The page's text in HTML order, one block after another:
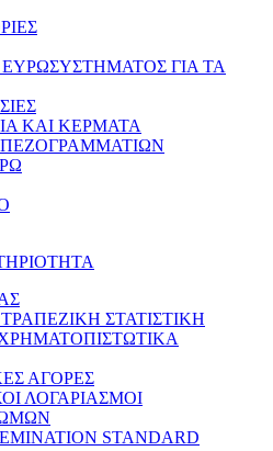
ΓΙΑ ΤΑ
ΚΑΙ ΚΕΡΜΑΤΑ
ΣΤΑΤΙΣΤΙΚΗ
ΑΓΟΡΕΣ
ΛΟΓΑΡΙΑΣΜΟΙ
STANDARD